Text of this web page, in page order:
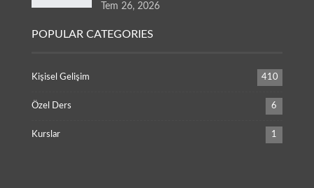
Tem 26, 2026
POPULAR CATEGORIES
Kişisel Gelişim 410
Özel Ders 6
Kurslar 1